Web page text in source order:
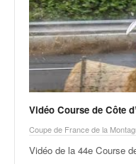
Vidéo Course de Côte
Coupe de France de la
Vidéo de la 44e Course